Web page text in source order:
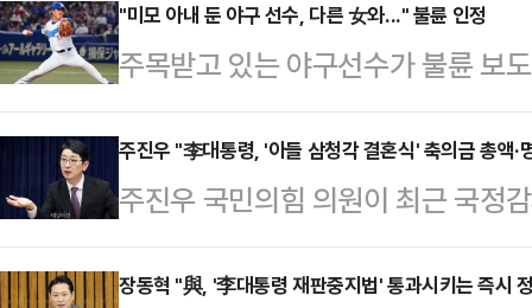
가요! 기백도 없고 분노할 줄도 모
치 패거리들이 겁나는가요? 후환
겸 변호사 이상민(향년 67세, 대전,
이다. 한낱 공무원 월급쟁이들로 전
얼굴 들 수 없게 한 호통이다.대법
의 도…
"미모 아내 둔 야구 선수, 다른 女와..." 불륜 인정
주목받고 있는 야구선수가 불륜 보
일 일본 주간지 주간문춘은 주니치
주고받은 메시지를 공개하며 "이번
취를 주목하고 있는 야나기가 정작
상황"이라고 보도했다.특히 야나기
혼해 두 아들을 양육 중인 터라 더
주진우 "李대통령, '아들 삼청각 결혼식' 축의금 총액·
주진우 국민의힘 의원이 최근 국정
진행해 피감기관과의 이해충돌 논
학기술정보방송통신위원장의 사례
장동혁 "與, '李대통령 재판중지법' 통과시키는 즉시